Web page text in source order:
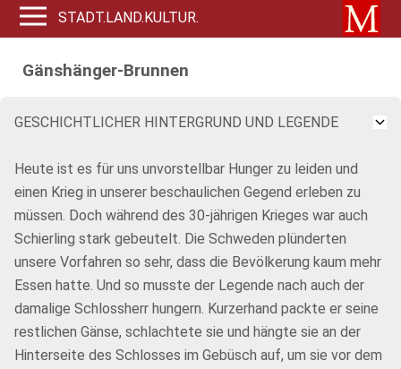
STADT.LAND.KULTUR.
Gänshänger-Brunnen
GESCHICHTLICHER HINTERGRUND UND LEGENDE
Heute ist es für uns unvorstellbar Hunger zu leiden und
einen Krieg in unserer beschaulichen Gegend erleben zu
müssen. Doch während des 30-jährigen Krieges war auch
Schierling stark gebeutelt. Die Schweden plünderten
unsere Vorfahren so sehr, dass die Bevölkerung kaum mehr
Essen hatte. Und so musste der Legende nach auch der
damalige Schlossherr hungern. Kurzerhand packte er seine
restlichen Gänse, schlachtete sie und hängte sie an der
Hinterseite des Schlosses im Gebüsch auf, um sie vor dem